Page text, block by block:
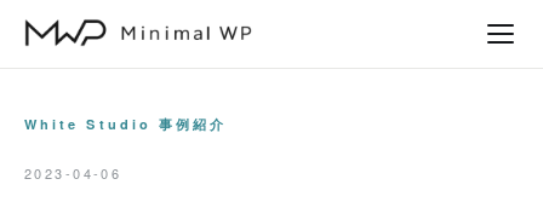
White Studio 事例紹介
2023-04-06